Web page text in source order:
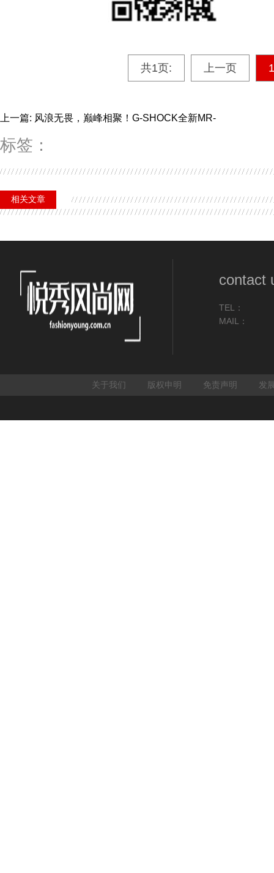
共1页: 上一页 1
上一篇: 风浪无畏，巅峰相聚！G-SHOCK全新MR-
标签：
相关文章
contact
TEL：
MAIL：
关于我们 版权申明 免责声明 发